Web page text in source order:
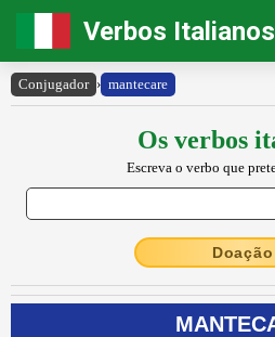
Verbos Italianos
Conjugador › mantecare
Os verbos
Escreva o verbo que
Doação